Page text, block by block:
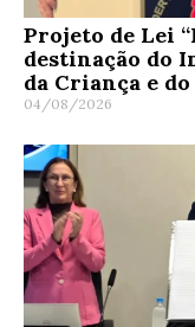
Projeto de Lei
destinação do
da Criança e
04/08/2026